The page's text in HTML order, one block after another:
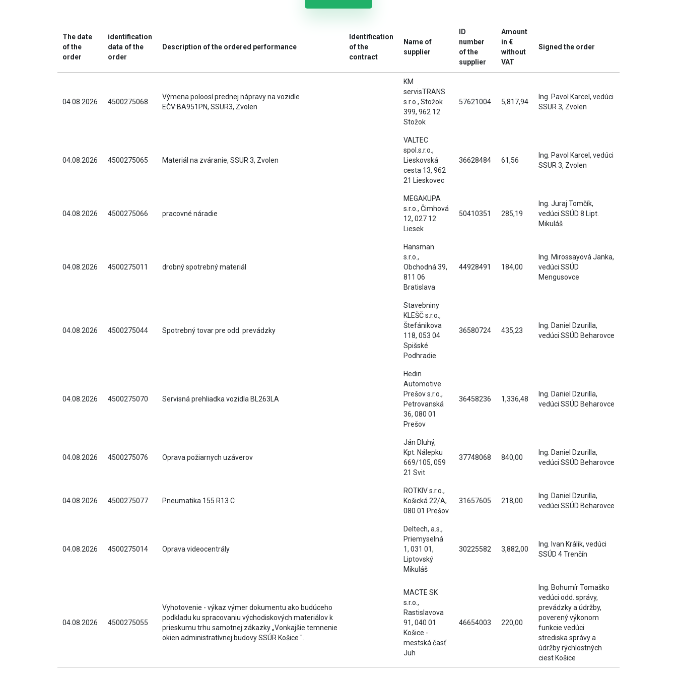
The date
of the
order
identification
data of the
order
Description of the ordered performance
Identification
of the
contract
Name of
supplier
ID
number
of the
supplier
Amount
in €
without
VAT
Signed the order
04.08.2026 4500275068
Výmena poloosí prednej nápravy na vozidle
EČV:BA951PN, SSUR3, Zvolen
KM
servisTRANS
s.r.o., Stožok
399, 962 12
Stožok
57621004 5,817,94
Ing. Pavol Karcel, vedúci
SSUR 3, Zvolen
04.08.2026 4500275065 Materiál na zváranie, SSUR 3, Zvolen
VALTEC
spol.s.r.o.,
Lieskovská
cesta 13, 962
21 Lieskovec
36628484 61,56
Ing. Pavol Karcel, vedúci
SSUR 3, Zvolen
04.08.2026 4500275066 pracovné náradie
MEGAKUPA
s.r.o., Čimhová
12, 027 12
Liesek
50410351 285,19
Ing. Juraj Tomčík,
vedúci SSÚD 8 Lipt.
Mikuláš
04.08.2026 4500275011 drobný spotrebný materiál
Hansman
s.r.o.,
Obchodná 39,
811 06
Bratislava
44928491 184,00
Ing. Mirossayová Janka,
vedúci SSÚD
Mengusovce
04.08.2026 4500275044 Spotrebný tovar pre odd. prevádzky
Stavebniny
KLEŠČ s.r.o.,
Štefánikova
118, 053 04
Spišské
Podhradie
36580724 435,23
Ing. Daniel Dzurilla,
vedúci SSÚD Beharovce
04.08.2026 4500275070 Servisná prehliadka vozidla BL263LA
Hedin
Automotive
Prešov s.r.o.,
Petrovanská
36, 080 01
Prešov
36458236 1,336,48
Ing. Daniel Dzurilla,
vedúci SSÚD Beharovce
04.08.2026 4500275076 Oprava požiarnych uzáverov
Ján Dluhý,
Kpt. Nálepku
669/105, 059
21 Svit
37748068 840,00
Ing. Daniel Dzurilla,
vedúci SSÚD Beharovce
04.08.2026 4500275077 Pneumatika 155 R13 C
ROTKIV s.r.o.,
Košická 22/A,
080 01 Prešov
31657605 218,00
Ing. Daniel Dzurilla,
vedúci SSÚD Beharovce
04.08.2026 4500275014 Oprava videocentrály
Deltech, a.s.,
Priemyselná
1, 031 01,
Liptovský
Mikuláš
30225582 3,882,00
Ing. Ivan Králik, vedúci
SSÚD 4 Trenčín
04.08.2026 4500275055
Vyhotovenie - výkaz výmer dokumentu ako budúceho
podkladu ku spracovaniu východiskových materiálov k
prieskumu trhu samotnej zákazky „Vonkajšie temnenie
okien administratívnej budovy SSÚR Košice ".
MACTE SK
s.r.o.,
Rastislavova
91, 040 01
Košice -
mestská časť
Juh
46654003 220,00
Ing. Bohumír Tomaško
vedúci odd. správy,
prevádzky a údržby,
poverený výkonom
funkcie vedúci
strediska správy a
údržby rýchlostných
ciest Košice